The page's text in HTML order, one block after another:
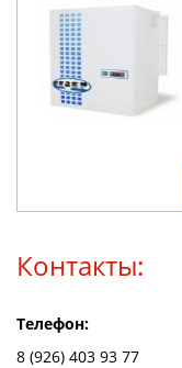
Контакты:
Телефон:
8 (926) 403 93 77